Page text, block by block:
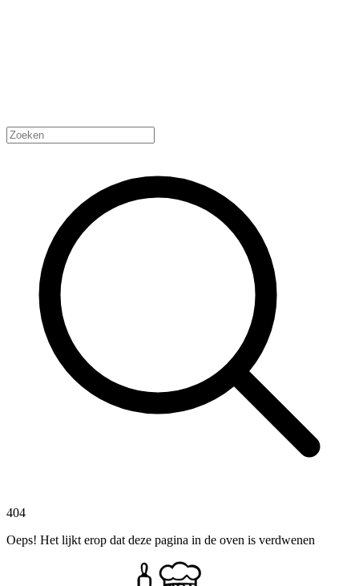
404
Oeps! Het lijkt erop dat deze pagina in de oven is verdwenen